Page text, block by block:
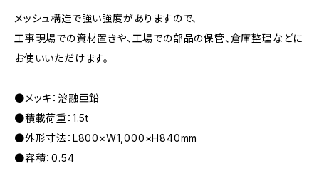
メッシュ構造で強い強度がありますので、
工事現場での資材置きや、工場での部品の保管、倉庫整理などに
お使いいただけます。
●メッキ：溶融亜鉛
●積載荷重：1.5t
●外形寸法：L800×W1,000×H840mm
●容積：0.54